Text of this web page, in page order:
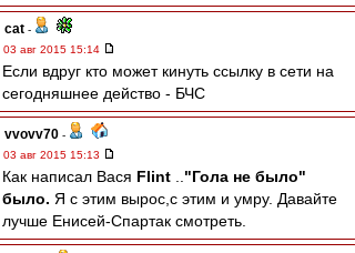
cat -
03 авг 2015 15:14
Если вдруг кто может кинуть ссылку в сети на
сегодняшнее действо - БЧС
vvovv70 -
03 авг 2015 15:13
Как написал Вася Flint
"Гола не было"
было. Я с этим вырос,с этим и умру. Давайте
лучше Енисей-Спартак смотреть.